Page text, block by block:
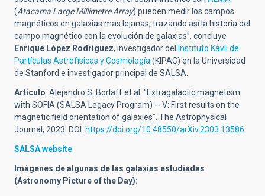
(Atacama Large Millimetre Array) pueden medir los campos
magnéticos en galaxias mas lejanas, trazando así la historia del
campo magnético con la evolución de galaxias”, concluye
Enrique López Rodríguez, investigador del Instituto Kavli de
Partículas Astrofísicas y Cosmología (KIPAC) en la Universidad
de Stanford e investigador principal de SALSA.
Artículo: Alejandro S. Borlaff et al: "Extragalactic magnetism
with SOFIA (SALSA Legacy Program) -- V: First results on the
magnetic field orientation of galaxies". The Astrophysical
Journal, 2023. DOI: https://doi.org/10.48550/arXiv.2303.13586
SALSA website
Imágenes de algunas de las galaxias estudiadas
(Astronomy Picture of the Day):